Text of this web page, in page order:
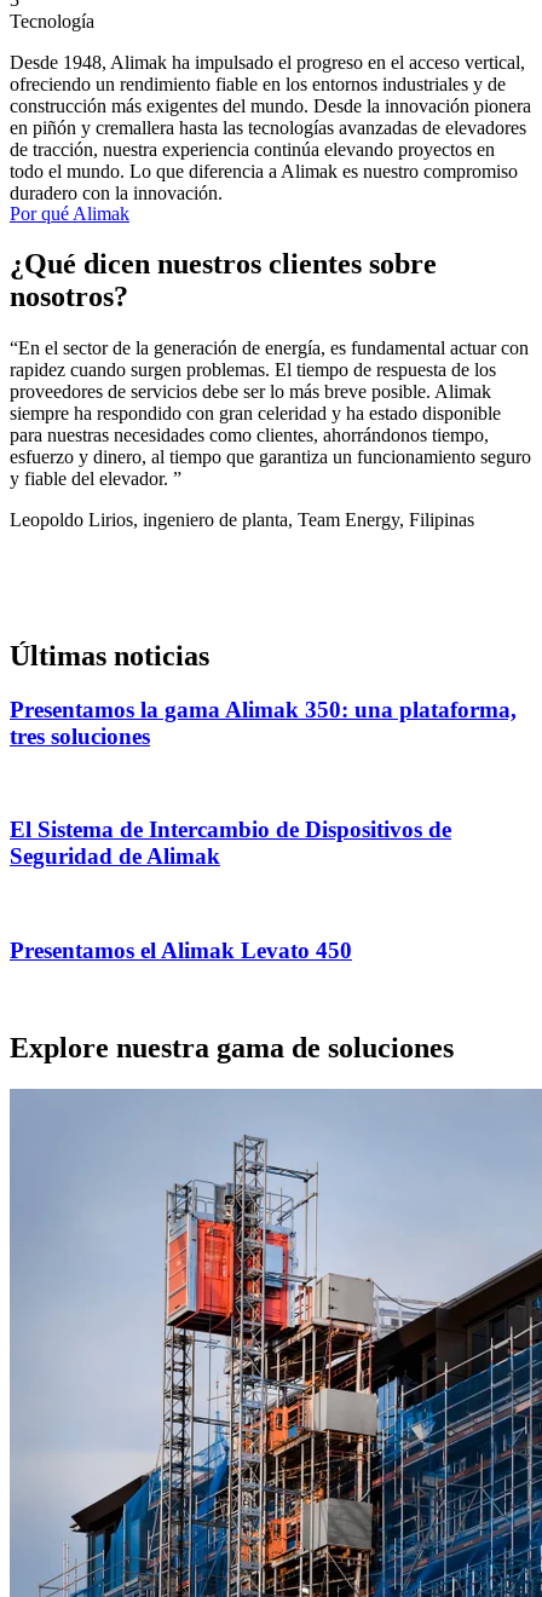
Tecnología
Desde 1948, Alimak ha impulsado el progreso en el acceso vertical,
ofreciendo un rendimiento fiable en los entornos industriales y de
construcción más exigentes del mundo. Desde la innovación pionera
en piñón y cremallera hasta las tecnologías avanzadas de elevadores
de tracción, nuestra experiencia continúa elevando proyectos en
todo el mundo. Lo que diferencia a Alimak es nuestro compromiso
duradero con la innovación.
Por qué Alimak
¿Qué dicen nuestros clientes sobre
nosotros?
“En el sector de la generación de energía, es fundamental actuar con
rapidez cuando surgen problemas. El tiempo de respuesta de los
proveedores de servicios debe ser lo más breve posible. Alimak
siempre ha respondido con gran celeridad y ha estado disponible
para nuestras necesidades como clientes, ahorrándonos tiempo,
esfuerzo y dinero, al tiempo que garantiza un funcionamiento seguro
y fiable del elevador. ”
Leopoldo Lirios, ingeniero de planta, Team Energy, Filipinas
Últimas noticias
Presentamos la gama Alimak 350: una plataforma,
tres soluciones
El Sistema de Intercambio de Dispositivos de
Seguridad de Alimak
Presentamos el Alimak Levato 450
Explore nuestra gama de soluciones